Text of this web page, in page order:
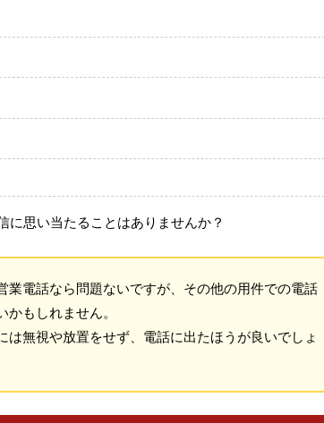
に思い当たることはありませんか？
業電話なら問題ないですが、その他の用件での電話
もしれません。
無視や放置をせず、電話に出たほうが良いでしょ